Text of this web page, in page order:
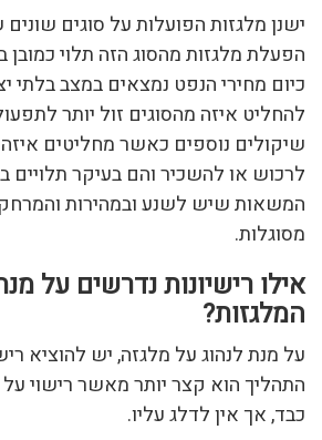
ישנן מלגזות הפועלות על סוגים
הפעלת מלגזות מהסוג הזה תלוי
כיום מחירי הנפט נמצאים במצב בלתי
להחליט איזה מהסוגים זול יותר
שיקולים נוספים כאשר מחליטים
לרכוש או להשכיר והם בעיקר תלויים
המשאות שיש לשנע ובמהירות
מסוגלות.
אילו רישיונות נדרשים על
המלגזות?
על מנת לנהוג על מלגזה, יש להוציא
התהליך הוא קצר יותר מאשר רישוי
כבד, אך אין לדלג עליו.